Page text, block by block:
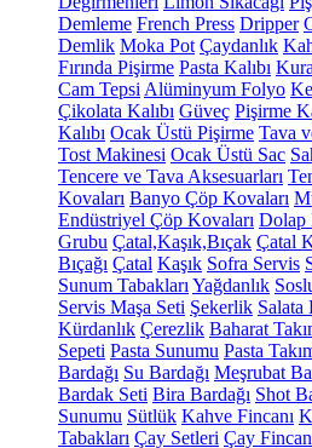
Demleme French Press Dripper
Demlik Moka Pot Çaydanlık
Fırında Pişirme Pasta Kalıbı
Cam Tepsi Alüminyum Folyo
Çikolata Kalıbı Güveç Pişirme
Kalıbı Ocak Üstü Pişirme Tava
Tost Makinesi Ocak Üstü Sac
Tencere ve Tava Aksesuarları
Kovaları Banyo Çöp Kovaları
Endüstriyel Çöp Kovaları Dolap
Grubu Çatal,Kaşık,Bıçak Çatal
Bıçağı Çatal Kaşık Sofra Servis
Sunum Tabakları Yağdanlık
Servis Maşa Seti Şekerlik Salata
Kürdanlık Çerezlik Baharat
Sepeti Pasta Sunumu Pasta
Bardağı Su Bardağı Meşrubat
Bardak Seti Bira Bardağı Shot
Sunumu Sütlük Kahve Fincanı
Tabakları Çay Setleri Çay